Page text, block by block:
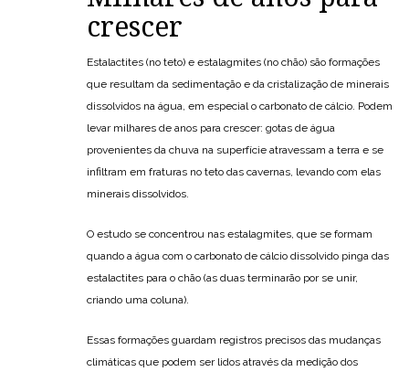
crescer
Estalactites (no teto) e estalagmites (no chão) são formações
que resultam da sedimentação e da cristalização de minerais
dissolvidos na água, em especial o carbonato de cálcio. Podem
levar milhares de anos para crescer: gotas de água
provenientes da chuva na superfície atravessam a terra e se
infiltram em fraturas no teto das cavernas, levando com elas
minerais dissolvidos.
O estudo se concentrou nas estalagmites, que se formam
quando a água com o carbonato de cálcio dissolvido pinga das
estalactites para o chão (as duas terminarão por se unir,
criando uma coluna).
Essas formações guardam registros precisos das mudanças
climáticas que podem ser lidos através da medição dos